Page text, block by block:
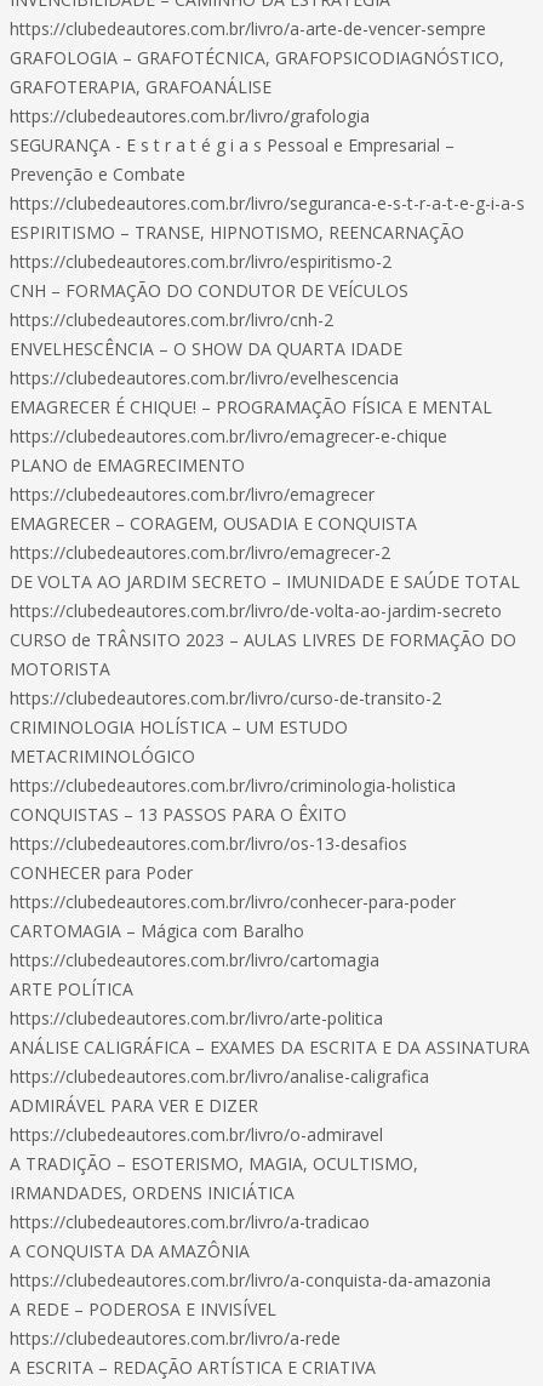
https://clubedeautores.com.br/livro/a-arte-de-vencer-sempre
GRAFOLOGIA – GRAFOTÉCNICA, GRAFOPSICODIAGNÓSTICO,
GRAFOTERAPIA, GRAFOANÁLISE
https://clubedeautores.com.br/livro/grafologia
SEGURANÇA - E s t r a t é g i a s Pessoal e Empresarial –
Prevenção e Combate
https://clubedeautores.com.br/livro/seguranca-e-s-t-r-a-t-e-g-i-a-s
ESPIRITISMO – TRANSE, HIPNOTISMO, REENCARNAÇÃO
https://clubedeautores.com.br/livro/espiritismo-2
CNH – FORMAÇÃO DO CONDUTOR DE VEÍCULOS
https://clubedeautores.com.br/livro/cnh-2
ENVELHESCÊNCIA – O SHOW DA QUARTA IDADE
https://clubedeautores.com.br/livro/evelhescencia
EMAGRECER É CHIQUE! – PROGRAMAÇÃO FÍSICA E MENTAL
https://clubedeautores.com.br/livro/emagrecer-e-chique
PLANO de EMAGRECIMENTO
https://clubedeautores.com.br/livro/emagrecer
EMAGRECER – CORAGEM, OUSADIA E CONQUISTA
https://clubedeautores.com.br/livro/emagrecer-2
DE VOLTA AO JARDIM SECRETO – IMUNIDADE E SAÚDE TOTAL
https://clubedeautores.com.br/livro/de-volta-ao-jardim-secreto
CURSO de TRÂNSITO 2023 – AULAS LIVRES DE FORMAÇÃO DO
MOTORISTA
https://clubedeautores.com.br/livro/curso-de-transito-2
CRIMINOLOGIA HOLÍSTICA – UM ESTUDO
METACRIMINOLÓGICO
https://clubedeautores.com.br/livro/criminologia-holistica
CONQUISTAS – 13 PASSOS PARA O ÊXITO
https://clubedeautores.com.br/livro/os-13-desafios
CONHECER para Poder
https://clubedeautores.com.br/livro/conhecer-para-poder
CARTOMAGIA – Mágica com Baralho
https://clubedeautores.com.br/livro/cartomagia
ARTE POLÍTICA
https://clubedeautores.com.br/livro/arte-politica
ANÁLISE CALIGRÁFICA – EXAMES DA ESCRITA E DA ASSINATURA
https://clubedeautores.com.br/livro/analise-caligrafica
ADMIRÁVEL PARA VER E DIZER
https://clubedeautores.com.br/livro/o-admiravel
A TRADIÇÃO – ESOTERISMO, MAGIA, OCULTISMO,
IRMANDADES, ORDENS INICIÁTICA
https://clubedeautores.com.br/livro/a-tradicao
A CONQUISTA DA AMAZÔNIA
https://clubedeautores.com.br/livro/a-conquista-da-amazonia
A REDE – PODEROSA E INVISÍVEL
https://clubedeautores.com.br/livro/a-rede
A ESCRITA – REDAÇÃO ARTÍSTICA E CRIATIVA